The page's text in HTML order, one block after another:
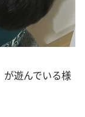
が遊んでいる様